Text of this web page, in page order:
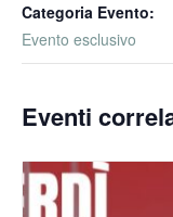
Categoria Evento:
Evento esclusivo
Eventi